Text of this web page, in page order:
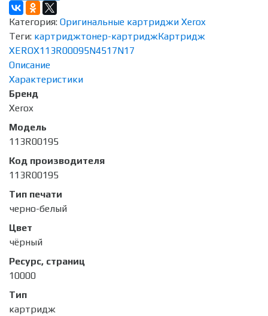
Категория: Оригинальные картриджи Xerox
Теги: картриджтонер-картриджКартридж
XEROX113R00095N4517N17
Описание
Характеристики
Бренд
Xerox
Модель
113R00195
Код производителя
113R00195
Тип печати
черно-белый
Цвет
чёрный
Ресурс, страниц
10000
Тип
картридж